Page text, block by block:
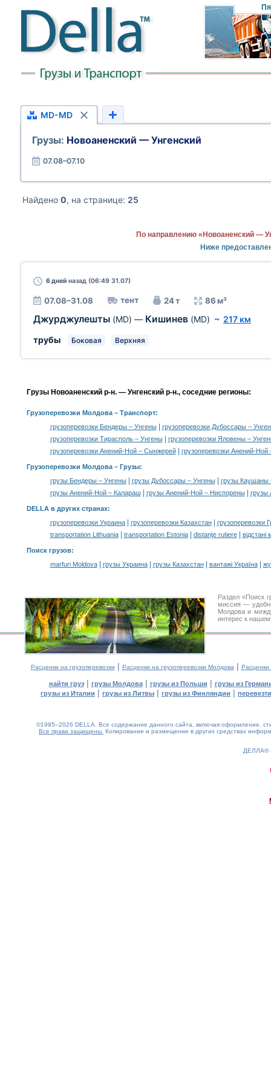
MD-MD
Грузы: Новоаненский — Унгенский
07.08–07.10
Найдено 0, на странице: 25
По направлению «Новоаненский —
Ниже
6 дней назад (06:49 31.07)
07.08–31.08 тент 24 т 86 м³
Джурджулешты (MD) — Кишинев (MD) ~ 217 км
трубы
Боковая Верхняя
Грузы Новоаненский р-н. — Унгенский р-н., соседние регионы:
Грузоперевозки Молдова– Транспорт:
грузоперевозки Бендеры – Унгены|
грузоперевозки Дубоссары –
грузоперевозки Тирасполь – Унгены|
грузоперевозки Яловены –
грузоперевозки Анений-Ной – Сынжерей| грузоперевозки Анений-
Грузоперевозки Молдова – Грузы:
грузы Бендеры – Унгены| грузы Дубоссары – Унгены|
грузы Каушаны
грузы Анений-Ной – Калараш
грузы Анений-Ной – Ниспорены| грузы
DELLA в других странах:
грузоперевозки Украина| грузоперевозки Казахстан|
грузоперевозки
transportation Lithuania| transportation Estonia| distanţe rutiere| відстані
Поиск грузов:
marfuri Moldova| грузы Украина| грузы Казахстан| вантажі Україна|
Раздел «Поиск
миссия —
Молдова и
интерес к
Расценки на грузоперевозки | Расценки на грузоперевозки Молдова | Расценки
найти груз| грузы Молдова| грузы из Польши | грузы из
грузы из Италии | грузы из Литвы | грузы из Финляндии |
©1995–2026 DELLA. Все содержание данного сайта, включая оформление,
Все права защищены. Копирование и размещение в других средствах